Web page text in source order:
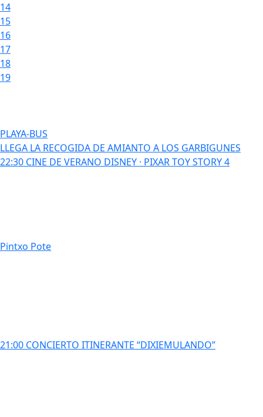
14
15
16
17
18
19
PLAYA-BUS
LLEGA LA RECOGIDA DE AMIANTO A LOS GARBIGUNES
22:30 CINE DE VERANO DISNEY · PIXAR TOY STORY 4
Pintxo Pote
21:00 CONCIERTO ITINERANTE “DIXIEMULANDO”